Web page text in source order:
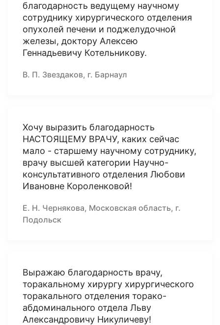
благодарность ведущему научному
сотруднику хирургического отделения
опухолей печени и поджелудочной
железы, доктору Алексею
Геннадьевичу Котельникову.
В. П. Звездаков, г. Барнаул
Хочу выразить благодарность
НАСТОЯЩЕМУ ВРАЧУ, каких сейчас
мало - старшему научному сотруднику,
врачу высшей категории Научно-
консультативного отделения Любови
Ивановне Короленковой!
Е. Н. Чернякова, Московская область, г.
Подольск
Выражаю благодарность врачу,
торакальному хирургу хирургического
торакального отделения торако-
абдоминального отдела Льву
Александровичу Никуличеву!